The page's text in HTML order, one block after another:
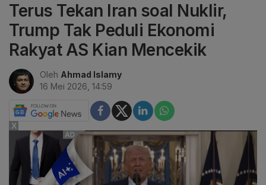
Terus Tekan Iran soal Nuklir,
Trump Tak Peduli Ekonomi
Rakyat AS Kian Mencekik
Oleh Ahmad Islamy
16 Mei 2026, 14:59
X